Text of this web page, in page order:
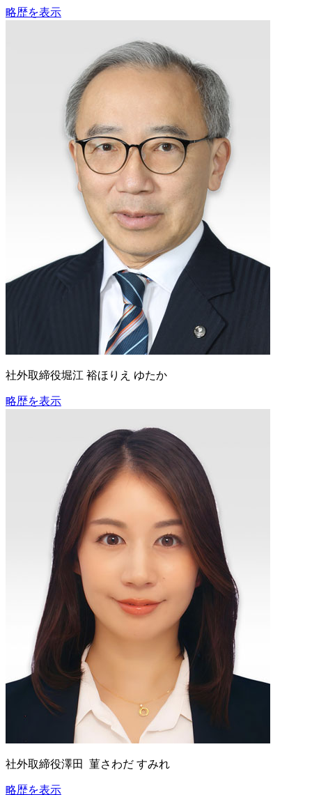
略歴を表示
社外取締役堀江 裕ほりえ ゆたか
略歴を表示
社外取締役澤田 菫さわだ すみれ
略歴を表示